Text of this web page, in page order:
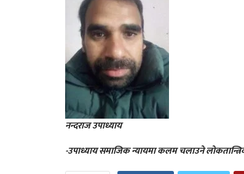
नन्दराज उपाध्याय
-उपाध्याय समाजिक न्यायमा कलम चलाउने